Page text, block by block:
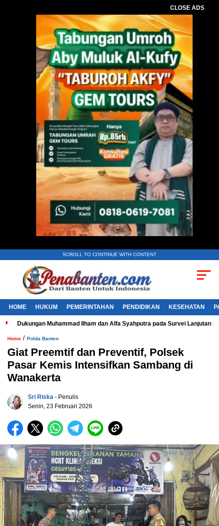
CLOSE ADS
SCROLL TO CONTINUE WITH CONTENT
HOME HUKUM PEMERINTAHAN PENDIDIKAN KESEHATAN
Dukungan Muhammad Ilham dan Alfa Syahputra pada Survei Lanjutan
Home / Polda Banten
Giat Preemtif dan Preventif, Polsek
Pasar Kemis Intensifkan Sambang di
Wanakerta
Sri Riska - Penulis
Senin, 23 Februari 2026